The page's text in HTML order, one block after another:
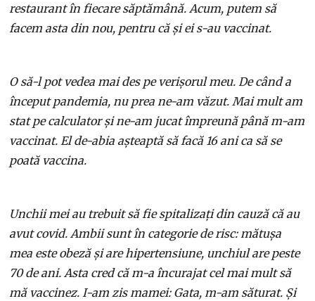
restaurant în fiecare săptămână. Acum, putem să
facem asta din nou, pentru că și ei s-au vaccinat.
O să-l pot vedea mai des pe verișorul meu. De când a
început pandemia, nu prea ne-am văzut. Mai mult am
stat pe calculator și ne-am jucat împreună până m-am
vaccinat. El de-abia așteaptă să facă 16 ani ca să se
poată vaccina.
Unchii mei au trebuit să fie spitalizați din cauză că au
avut covid. Ambii sunt în categorie de risc: mătușa
mea este obeză și are hipertensiune, unchiul are peste
70 de ani. Asta cred că m-a încurajat cel mai mult să
mă vaccinez. I-am zis mamei: Gata, m-am săturat. Și